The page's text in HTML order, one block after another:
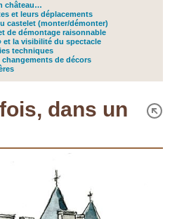
château…
et leurs déplacements
castelet (monter/démonter)
de démontage raisonnable
et la visibilité du spectacle
techniques
changements de décors
dans un